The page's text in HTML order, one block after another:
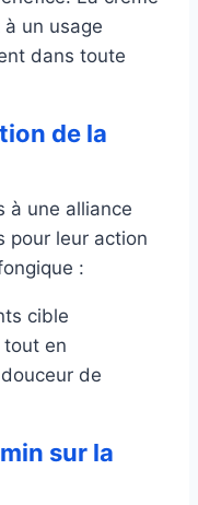
un usage
dans toute
de la
à une alliance
pour leur action
:
cible
en
de
sur la